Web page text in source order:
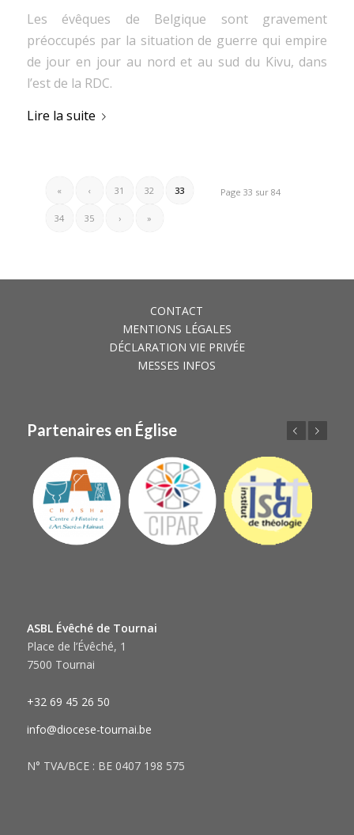
Les évêques de Belgique sont gravement
préoccupés par la situation de guerre qui empire
de jour en jour au nord et au sud du Kivu, dans
l’est de la RDC.
Lire la suite
Page 33 sur 84
« ‹ 31 32 33
34 35 › »
CONTACT
MENTIONS LÉGALES
DÉCLARATION VIE PRIVÉE
MESSES INFOS
Partenaires en Église
ASBL Évêché de Tournai
Place de l’Évêché, 1
7500 Tournai
+32 69 45 26 50
info@diocese-tournai.be
N° TVA/BCE : BE 0407 198 575